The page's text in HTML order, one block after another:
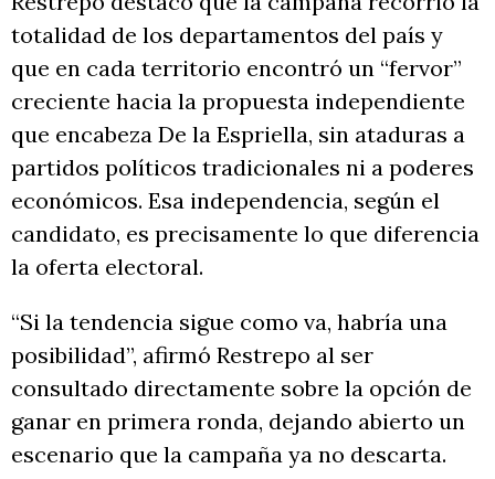
totalidad de los departamentos del país y
que en cada territorio encontró un “fervor”
creciente hacia la propuesta independiente
que encabeza De la Espriella, sin ataduras a
partidos políticos tradicionales ni a poderes
económicos. Esa independencia, según el
candidato, es precisamente lo que diferencia
la oferta electoral.
“Si la tendencia sigue como va, habría una
posibilidad”, afirmó Restrepo al ser
consultado directamente sobre la opción de
ganar en primera ronda, dejando abierto un
escenario que la campaña ya no descarta.